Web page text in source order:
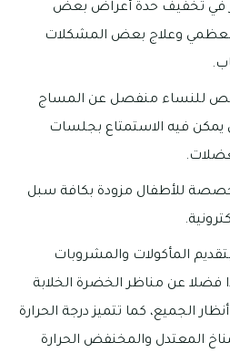
في تخفيف حدة أعراض بعض
وعلاج بعض المشكلات
للنساء منفصل عن المساج
فيه الاستمتاع بجلسات
للأطفال مزودة بكافة سبل
المأكولات والمشروبات
فضلا عن مناظر الخضرة الخلابة
الجميع، كما تتميز درجة الحرارة
المعتدل والمخنفض الحرارة